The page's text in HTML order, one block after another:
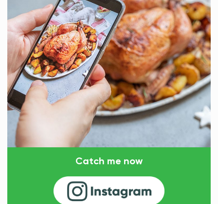
Catch me now